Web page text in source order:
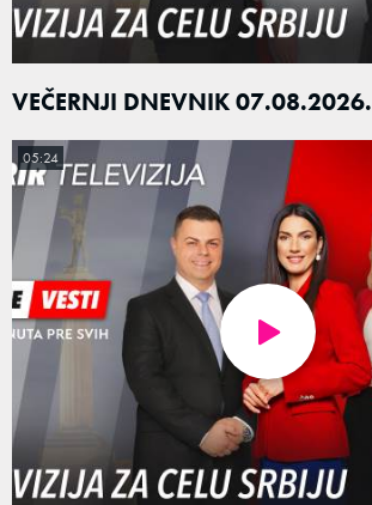
VEČERNJI DNEVNIK 07.08.2026.
05:24